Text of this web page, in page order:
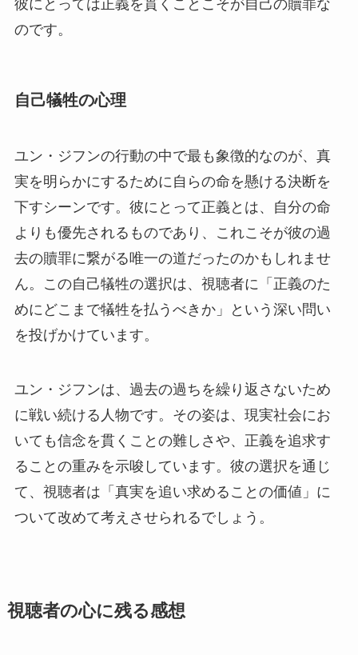
彼にとっては正義を貫くことこそが自己の贖罪な
のです。
自己犠牲の心理
ユン・ジフンの行動の中で最も象徴的なのが、真
実を明らかにするために自らの命を懸ける決断を
下すシーンです。彼にとって正義とは、自分の命
よりも優先されるものであり、これこそが彼の過
去の贖罪に繋がる唯一の道だったのかもしれませ
ん。この自己犠牲の選択は、視聴者に「正義のた
めにどこまで犠牲を払うべきか」という深い問い
を投げかけています。
ユン・ジフンは、過去の過ちを繰り返さないため
に戦い続ける人物です。その姿は、現実社会にお
いても信念を貫くことの難しさや、正義を追求す
ることの重みを示唆しています。彼の選択を通じ
て、視聴者は「真実を追い求めることの価値」に
ついて改めて考えさせられるでしょう。
視聴者の心に残る感想